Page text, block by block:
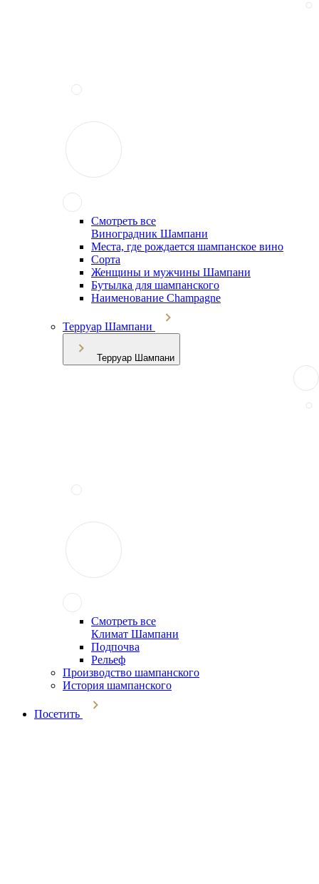
Смотреть все
Виноградник Шампани
Места, где рождается шампанское вино
Сорта
Женщины и мужчины Шампани
Бутылка для шампанского
Наименование Champagne
Терруар Шампани
Терруар Шампани
Смотреть все
Климат Шампани
Подпочва
Рельеф
Производство шампанского
История шампанского
Посетить